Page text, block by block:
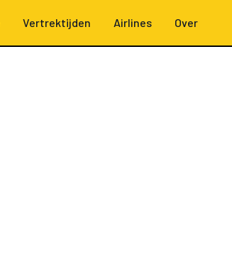
Vertrektijden Airlines Over